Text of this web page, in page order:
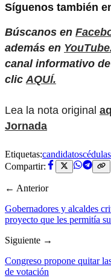
Síguenos también
Búscanos en
además en
canal informativo
clicAQUÍ.
Lea la nota original
Jornada
Etiquetas:candidatoscédulas
Compartir:
← Anterior
Gobernadores y alcaldes
proyecto que les permitía
Siguiente →
Congreso propone quitar
de votación